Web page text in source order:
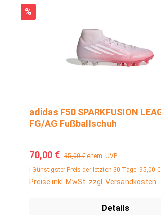
Rabatt
%
adidas F50 SPARKFUSION LEAGUE
FG/AG Fußballschuh
Verkaufspreis:
70,00 € Regulärer Preis:
95,00 € ehem. UVP
| Günstigster Preis der letzten 30 Tage: 95,00 €
Preise inkl. MwSt. zzgl. Versandkosten
Details